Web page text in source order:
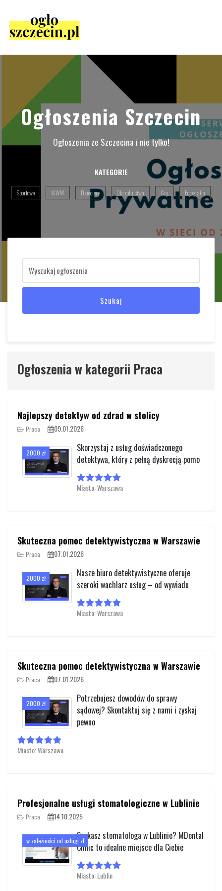
Ogłoszenia Szczecin
Ogłoszenia ze Szczecina i nie tylko!
KATEGORIE
Sportowe WWW Dziecięce Dla rolnictwa Gry Fotografia
Szukaj
Ogłoszenia w kategorii Praca
Najlepszy detektyw od zdrad w stolicy
Praca 09.01.2026
2000 zł
Skorzystaj z usług doświadczonego
detektywa, który z pełną dyskrecją pomo
Miasto: Warszawa
Skuteczna pomoc detektywistyczna w Warszawie
Praca 07.01.2026
2000 zł
Nasze biuro detektywistyczne oferuje
szeroki wachlarz usług – od wywiadu
Miasto: Warszawa
Skuteczna pomoc detektywistyczna w Warszawie
Praca 07.01.2026
2000 zł
Potrzebujesz dowodów do sprawy
sądowej? Skontaktuj się z nami i zyskaj
pewno
Miasto: Warszawa
Profesjonalne usługi stomatologiczne w Lublinie
Praca 14.10.2025
w zależności od usługi złSzukasz stomatologa w Lublinie? MDental
Clinic to idealne miejsce dla Ciebie
Miasto: Lublin